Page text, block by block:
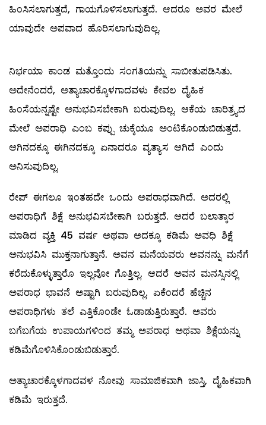
ಹಿಂಸಿಸಲಾಗುತ್ತದೆ, ಗಾಯಗೊಳಿಸಲಾಗುತ್ತದೆ. ಆದರೂ ಅವರ ಮೇಲೆ
ಯಾವುದೇ ಅಪವಾದ ಹೊರಿಸಲಾಗುವುದಿಲ್ಲ.
ನಿರ್ಭಯಾ ಕಾಂಡ ಮತ್ತೊಂದು ಸಂಗತಿಯನ್ನು ಸಾಬೀತುಪಡಿಸಿತು.
ಅದೇನೆಂದರೆ, ಅತ್ಯಾಚಾರಕ್ಕೊಳಗಾದವಳು ಕೇವಲ ದೈಹಿಕ
ಹಿಂಸೆಯನ್ನಷ್ಟೇ ಅನುಭವಿಸಬೇಕಾಗಿ ಬರುವುದಿಲ್ಲ. ಆಕೆಯ ಚಾರಿತ್ರ್ಯದ
ಮೇಲೆ ಅಪರಾಧಿ ಎಂಬ ಕಪ್ಪು ಚುಕ್ಕೆಯೂ ಅಂಟಿಕೊಂಡುಬಿಡುತ್ತದೆ.
ಆಗಿನದಕ್ಕೂ ಈಗಿನದಕ್ಕೂ ಏನಾದರೂ ವ್ಯತ್ಯಾಸ ಆಗಿದೆ ಎಂದು
ಅನಿಸುವುದಿಲ್ಲ.
ರೇಪ್‌ ಈಗಲೂ ಇಂತಹದೇ ಒಂದು ಅಪರಾಧವಾಗಿದೆ. ಅದರಲ್ಲಿ
ಅಪರಾಧಿಗೆ ಶಿಕ್ಷೆ ಅನುಭವಿಸಬೇಕಾಗಿ ಬರುತ್ತದೆ. ಆದರೆ ಬಲಾತ್ಕಾರ
ಮಾಡಿದ ವ್ಯಕ್ತಿ 45 ವರ್ಷ ಅಥವಾ ಅದಕ್ಕೂ ಕಡಿಮೆ ಅವಧಿ ಶಿಕ್ಷೆ
ಅನುಭವಿಸಿ ಮುಕ್ತನಾಗುತ್ತಾನೆ. ಅವನ ಮನೆಯವರು ಅವನನ್ನು ಮನೆಗೆ
ಕರೆದುಕೊಳ್ಳುತ್ತಾರೊ ಇಲ್ಲವೋ ಗೊತ್ತಿಲ್ಲ. ಆದರೆ ಅವನ ಮನಸ್ಸಿನಲ್ಲಿ
ಅಪರಾಧ ಭಾವನೆ ಅಷ್ಟಾಗಿ ಬರುವುದಿಲ್ಲ. ಏಕೆಂದರೆ ಹೆಚ್ಚಿನ
ಅಪರಾಧಿಗಳು ತಲೆ ಎತ್ತಿಕೊಂಡೇ ಓಡಾಡುತ್ತಿರುತ್ತಾರೆ. ಅವರು
ಬಗೆಬಗೆಯ ಉಪಾಯಗಳಿಂದ ತಮ್ಮ ಅಪರಾಧ ಅಥವಾ ಶಿಕ್ಷೆಯನ್ನು
ಕಡಿಮೆಗೊಳಿಸಿಕೊಂಡುಬಿಡುತ್ತಾರೆ.
ಅತ್ಯಾಚಾರಕ್ಕೊಳಗಾದವಳ ನೋವು ಸಾಮಾಜಿಕವಾಗಿ ಜಾಸ್ತಿ, ದೈಹಿಕವಾಗಿ
ಕಡಿಮೆ ಇರುತ್ತದೆ.